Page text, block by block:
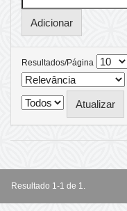
Resultados/Página
Resultado 1-1 de 1.